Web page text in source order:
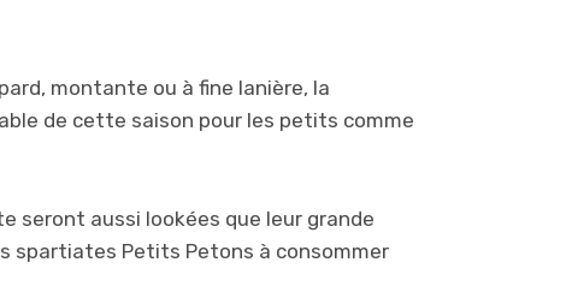
montante ou à fine lanière, la
de cette saison pour les petits comme
seront aussi lookées que leur grande
spartiates Petits Petons à consommer